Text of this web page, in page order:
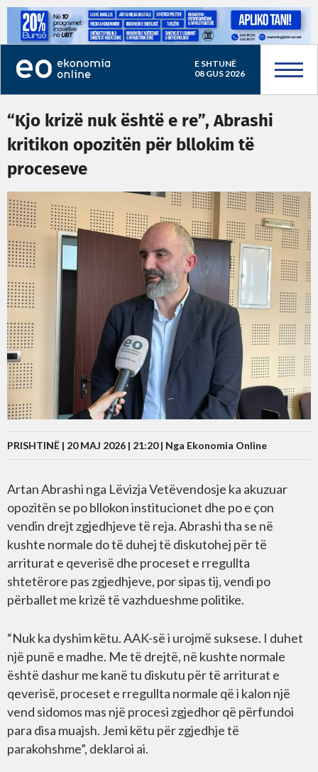
E SHTUNË
08 GUS 2026
“Kjo krizë nuk është e re”, Abrashi
kritikon opozitën për bllokim të
proceseve
PRISHTINË | 20 MAJ 2026 | 21:20 | Nga Ekonomia Online
Artan Abrashi nga Lëvizja Vetëvendosje ka akuzuar
opozitën se po bllokon institucionet dhe po e çon
vendin drejt zgjedhjeve të reja. Abrashi tha se në
kushte normale do të duhej të diskutohej për të
arriturat e qeverisë dhe proceset e rregullta
shtetërore pas zgjedhjeve, por sipas tij, vendi po
përballet me krizë të vazhdueshme politike.
“Nuk ka dyshim këtu. AAK-së i urojmë suksese. I duhet
një punë e madhe. Me të drejtë, në kushte normale
është dashur me kanë tu diskutu për të arriturat e
qeverisë, proceset e rregullta normale që i kalon një
vend sidomos mas një procesi zgjedhor që përfundoi
para disa muajsh. Jemi këtu për zgjedhje të
parakohshme”, deklaroi ai.